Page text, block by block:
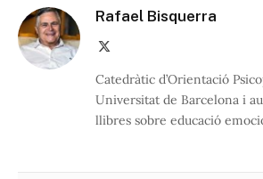
Rafael Bisquerra
Catedràtic d’Orientació
Universitat de Barcelona i
llibres sobre educació